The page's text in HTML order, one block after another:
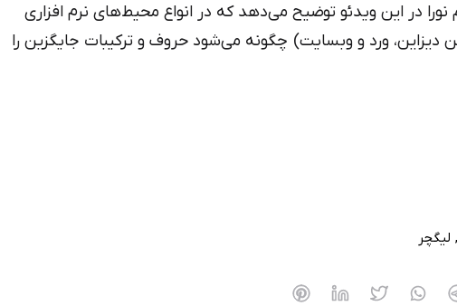
در این ویدئو توضیح می‌دهد که در انواع محیط‌های نرم افزاری
دیزاین، ورد و وبسایت) چگونه می‌شود حروف و ترکیبات جایگزین را
لیگچر